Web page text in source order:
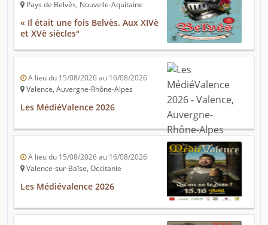
Pays de Belvès, Nouvelle-Aquitaine
« Il était une fois Belvès. Aux XIVè
et XVè siècles"
A lieu du 15/08/2026 au 16/08/2026
Valence, Auvergne-Rhône-Alpes
Les MédiéValence 2026
A lieu du 15/08/2026 au 16/08/2026
Valence-sur-Baïse, Occitanie
Les Médiévalence 2026